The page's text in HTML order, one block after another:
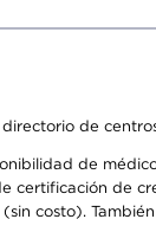
de
de
de
(sin costo).